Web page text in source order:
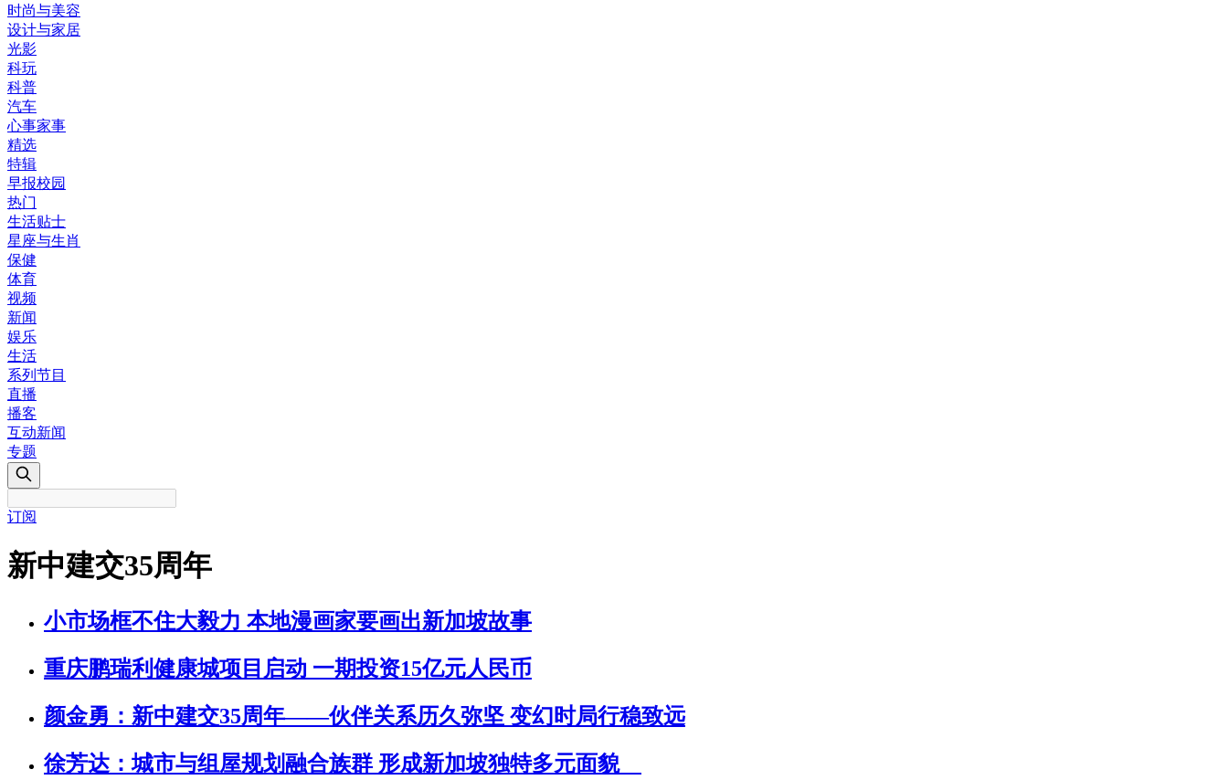
时尚与美容
设计与家居
光影
科玩
科普
汽车
心事家事
精选
特辑
早报校园
热门
生活贴士
星座与生肖
保健
体育
视频
新闻
娱乐
生活
系列节目
直播
播客
互动新闻
专题
订阅
新中建交35周年
小市场框不住大毅力 本地漫画家要画出新加坡故事
重庆鹏瑞利健康城项目启动 一期投资15亿元人民币
颜金勇：新中建交35周年——伙伴关系历久弥坚 变幻时局行稳致远
徐芳达：城市与组屋规划融合族群 形成新加坡独特多元面貌